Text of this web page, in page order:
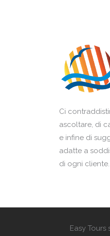
Ci
ascoltare, di
e infine di
adatte a
di ogni cliente.
Easy Tours